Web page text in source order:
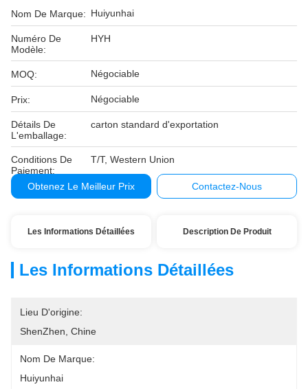
Nom De Marque: Huiyunhai
Numéro De
Modèle:
HYH
MOQ: Négociable
Prix: Négociable
Détails De
L'emballage:
carton standard d'exportation
Conditions De
Paiement:
T/T, Western Union
Obtenez Le Meilleur Prix Contactez-Nous
Les Informations Détaillées Description De Produit
Les Informations Détaillées
Lieu D'origine:
ShenZhen, Chine
Nom De Marque:
Huiyunhai